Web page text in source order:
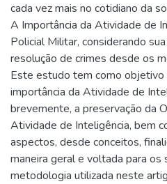
cada vez mais no cotidiano da
A Importância da Atividade de
Policial Militar, considerando
resolução de crimes desde os
Este estudo tem como objetivo
importância da Atividade de
brevemente, a preservação da
Atividade de Inteligência, bem
aspectos, desde conceitos,
maneira geral e voltada para os
metodologia utilizada neste